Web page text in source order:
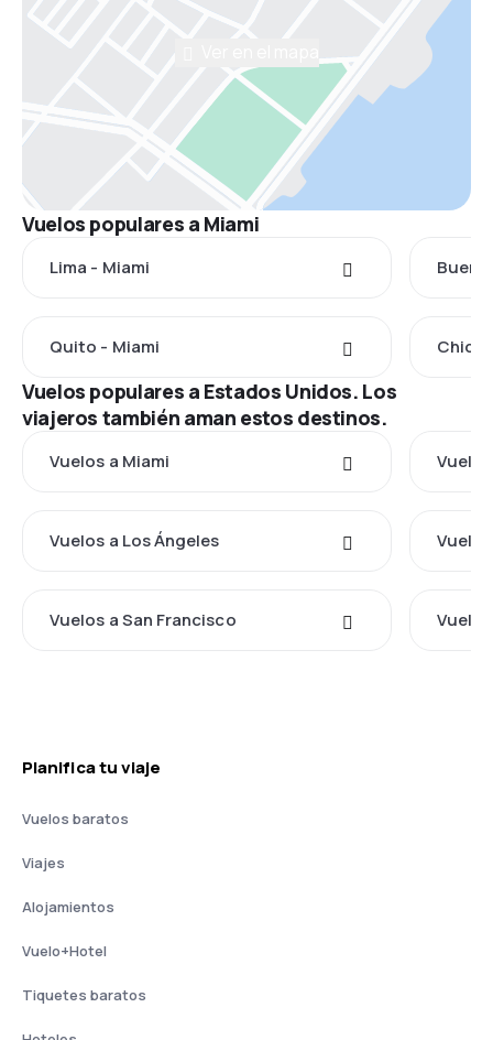
Vuelos populares a Miami
Lima - Miami
Quito - Miami
Vuelos populares a Estados Unidos. Los
viajeros también aman estos destinos.
Vuelos a Miami
Vuelos a Los Ángeles
Vuelos a San Francisco
Planifica tu viaje
Vuelos baratos
Viajes
Alojamientos
Vuelo+Hotel
Tiquetes baratos